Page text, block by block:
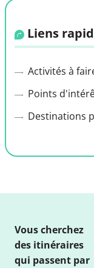
Liens
Activités à
Points
Destinations
Vous cherchez
des itinéraires
qui passent par